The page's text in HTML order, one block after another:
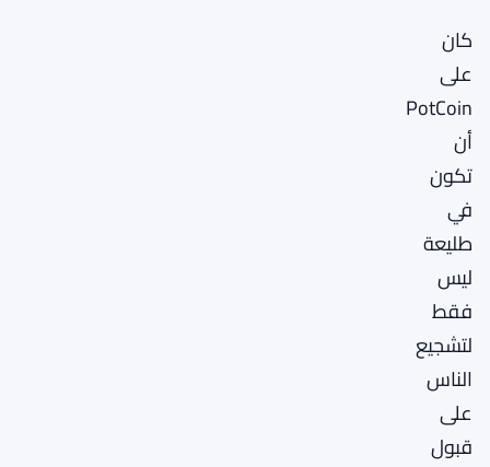
كان
على
PotCoin
أن
تكون
في
طليعة
ليس
فقط
لتشجيع
الناس
على
قبول